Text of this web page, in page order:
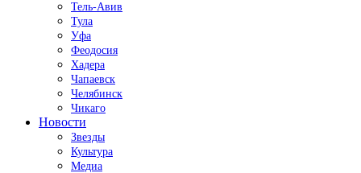
Тель-Авив
Тула
Уфа
Феодосия
Хадера
Чапаевск
Челябинск
Чикаго
Новости
Звезды
Культура
Медиа